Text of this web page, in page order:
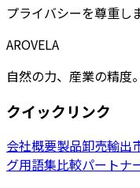
プライバシーを尊重し
AROVELA
自然の力、産業の精度。
クイックリンク
会社概要製品卸売輸出
グ用語集比較パートナ